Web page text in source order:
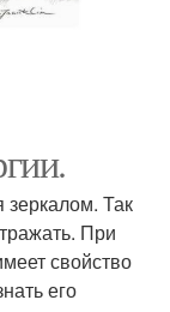
Так
При
свойство
его